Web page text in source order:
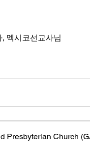
멕시코선교사님
Presbyterian Church